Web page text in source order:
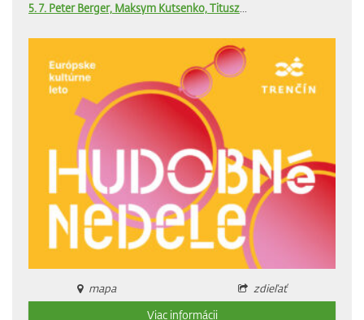
5. 7. Peter Berger, Maksym Kutsenko, Titusz
mapa
zdieľať
Viac informácii